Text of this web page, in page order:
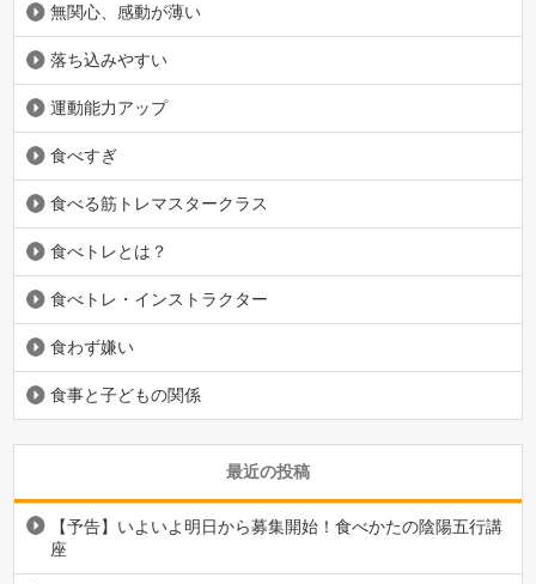
無関心、感動が薄い
落ち込みやすい
運動能力アップ
食べすぎ
食べる筋トレマスタークラス
食べトレとは？
食べトレ・インストラクター
食わず嫌い
食事と子どもの関係
最近の投稿
【予告】いよいよ明日から募集開始！食べかたの陰陽五行講
座